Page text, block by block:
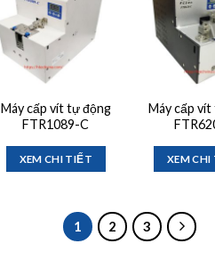
Add to
wishlist
Máy cấp vít tự động
FTR1089-C
XEM CHI TIẾT
Máy cấp
XEM CHI
1 2 3